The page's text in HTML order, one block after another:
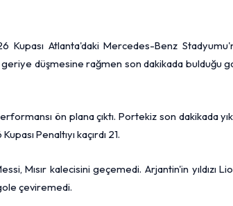
Kupası Atlanta'daki Mercedes-Benz
geriye düşmesine rağmen son dakikada bulduğu
ön plana çıktı. Portekiz son dakikada
Penaltıyı kaçırdı 21.
Mısır kalecisini geçemedi. Arjantin'in yıldızı
çeviremedi.